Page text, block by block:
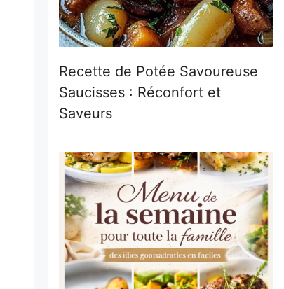
Recette de Potée Savoureuse
Saucisses : Réconfort et
Saveurs